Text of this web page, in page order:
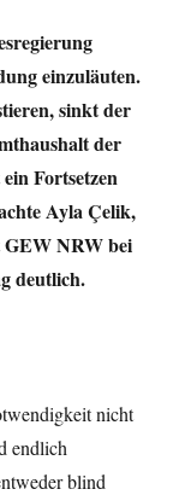
einzuläuten.
sinkt der
der
Fortsetzen
Ayla Çelik,
GEW NRW bei
deutlich.
nicht
endlich
blind